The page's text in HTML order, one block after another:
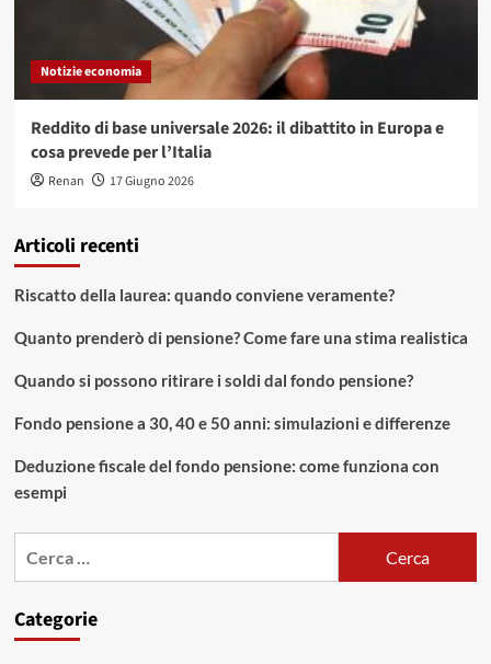
Notizie economia
Reddito di base universale 2026: il dibattito in Europa e
cosa prevede per l’Italia
Renan 17 Giugno 2026
Articoli recenti
Riscatto della laurea: quando conviene veramente?
Quanto prenderò di pensione? Come fare una stima realistica
Quando si possono ritirare i soldi dal fondo pensione?
Fondo pensione a 30, 40 e 50 anni: simulazioni e differenze
Deduzione fiscale del fondo pensione: come funziona con
esempi
Categorie